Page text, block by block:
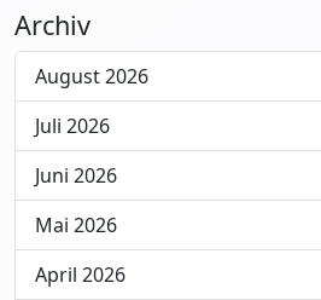
Archiv
August 2026
Juli 2026
Juni 2026
Mai 2026
April 2026